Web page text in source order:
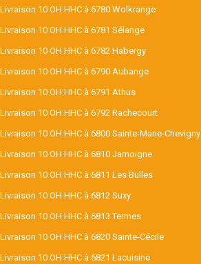
Livraison 10 OH HHC à 6780 Wolkrange
Livraison 10 OH HHC à 6781 Sélange
Livraison 10 OH HHC à 6782 Habergy
Livraison 10 OH HHC à 6790 Aubange
Livraison 10 OH HHC à 6791 Athus
Livraison 10 OH HHC à 6792 Rachecourt
Livraison 10 OH HHC à 6800 Sainte-Marie-Chevigny
Livraison 10 OH HHC à 6810 Jamoigne
Livraison 10 OH HHC à 6811 Les Bulles
Livraison 10 OH HHC à 6812 Suxy
Livraison 10 OH HHC à 6813 Termes
Livraison 10 OH HHC à 6820 Sainte-Cécile
Livraison 10 OH HHC à 6821 Lacuisine